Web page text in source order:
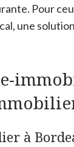
Pour
une
à